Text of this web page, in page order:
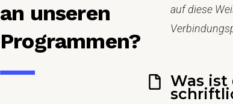
an unseren
Programmen?
auf diese
Was ist